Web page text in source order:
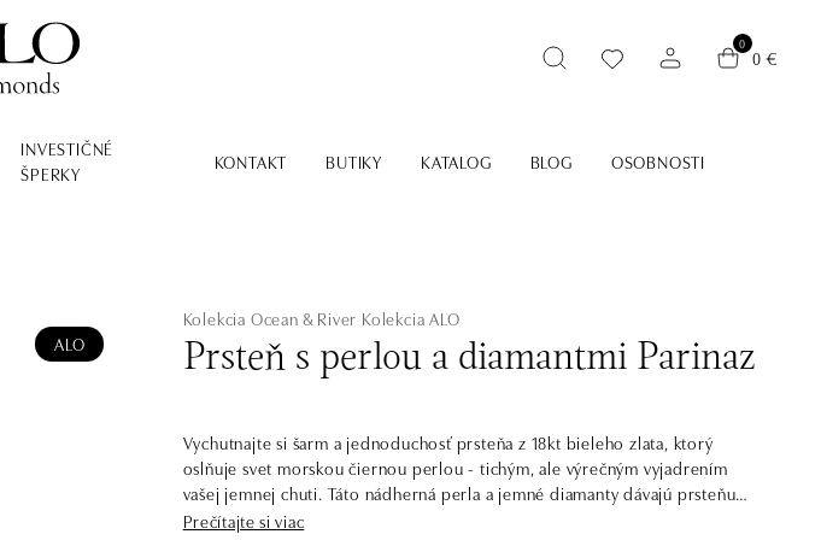
0
0 €
INVESTIČNÉ
ŠPERKY
KONTAKT BUTIKY KATALOG BLOG OSOBNOSTI
ALO
Kolekcia Ocean & River Kolekcia ALO
Prsteň s perlou a diamantmi Parinaz
Vychutnajte si šarm a jednoduchosť prsteňa z 18kt bieleho zlata, ktorý
oslňuje svet morskou čiernou perlou - tichým, ale výrečným vyjadrením
vašej jemnej chuti. Táto nádherná perla a jemné diamanty dávajú prsteňu
dojem čistej elegancie a prirodzenej krásy, ktorá zaujme každého
Prečítajte si viac